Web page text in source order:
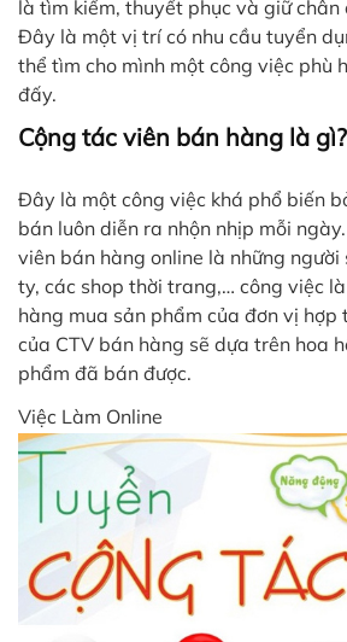
là tìm kiếm, thuyết phục và giữ chân
Đây là một vị trí có nhu cầu tuyển
thể tìm cho mình một công việc phù
đấy.
Cộng tác viên bán hàng là gì?
Đây là một công việc khá phổ biến
bán luôn diễn ra nhộn nhịp mỗi
viên bán hàng online là những người
ty, các shop thời trang,… công việc
hàng mua sản phẩm của đơn vị hợp
của CTV bán hàng sẽ dựa trên hoa
phẩm đã bán được.
Việc Làm Online